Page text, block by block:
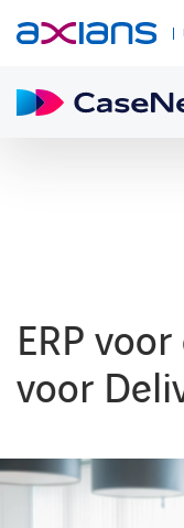
NIEUWS &
Nieuws
ERP
voor